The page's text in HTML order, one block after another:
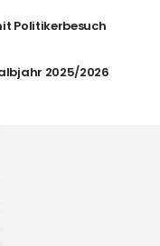
Politikerbesuch
2025/2026